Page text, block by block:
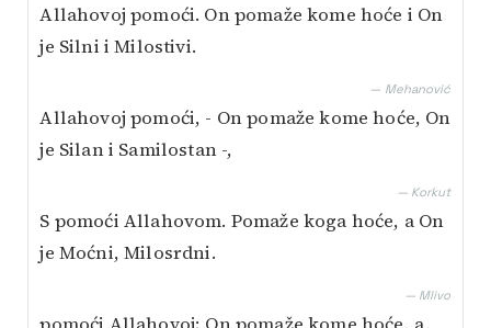
Allahovoj pomoći. On pomaže kome hoće i On
je Silni i Milostivi.
— Mehanović
Allahovoj pomoći, - On pomaže kome hoće, On
je Silan i Samilostan -,
— Korkut
S pomoći Allahovom. Pomaže koga hoće, a On
je Moćni, Milosrdni.
— Mlivo